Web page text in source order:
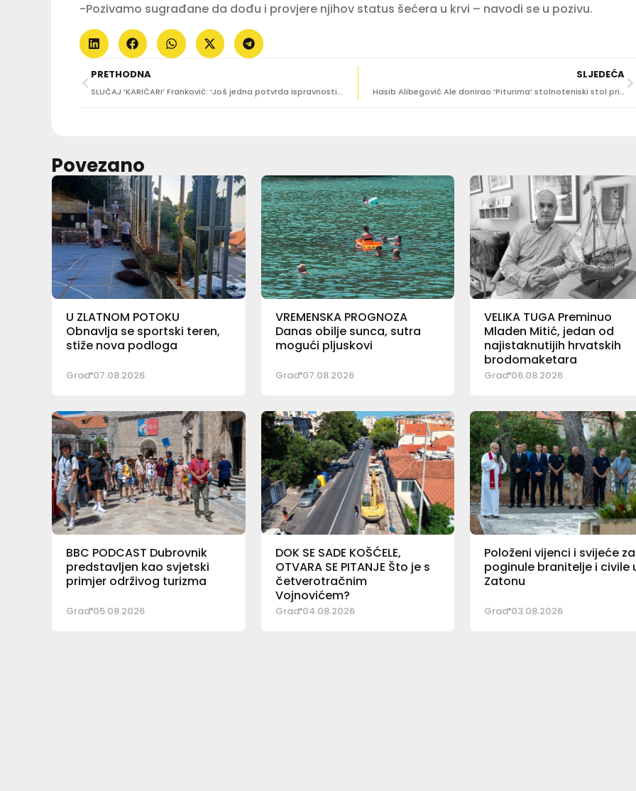
-Pozivamo sugrađane da dođu i provjere njihov status šećera u krvi – navodi se u pozivu.
PRETHODNA
SLUČAJ ‘KARIĆARI’ Franković: ‘Još jedna potvrda ispravnosti Grada’
SLJEDEĆA
Hasib Alibegović Ale donirao ‘Piturima’ stolnoteniski stol prilagođen osobama s invaliditetom
Povezano
U ZLATNOM POTOKU
Obnavlja se sportski teren,
stiže nova podloga
Grad 07.08.2026
VREMENSKA PROGNOZA
Danas obilje sunca, sutra
mogući pljuskovi
Grad 07.08.2026
VELIKA TUGA Preminuo
Mladen Mitić, jedan od
najistaknutijih hrvatskih
brodomaketara
Grad 06.08.2026
BBC PODCAST Dubrovnik
predstavljen kao svjetski
primjer održivog turizma
Grad 05.08.2026
DOK SE SADE KOŠĆELE,
OTVARA SE PITANJE Što je s
četverotračnim
Vojnovićem?
Grad 04.08.2026
Položeni vijenci i svijeće za
poginule branitelje i civile
Zatonu
Grad 03.08.2026